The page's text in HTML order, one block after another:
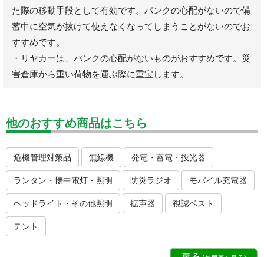
た際の移動手段として有効です。パンクの心配がないので備
蓄中に空気が抜けて使えなくなってしまうことがないのでお
すすめです。
・リヤカーは、パンクの心配がないものがおすすめです。災
害倉庫から重い荷物を運ぶ際に重宝します。
他のおすすめ商品はこちら
危機管理対策品 無線機 発電・蓄電・投光器
ランタン・懐中電灯・照明 防災ラジオ モバイル充電器
ヘッドライト・その他照明 拡声器 視認ベスト
テント